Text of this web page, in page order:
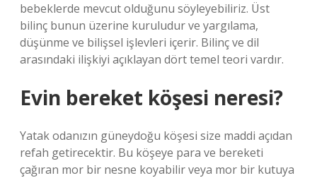
bebeklerde mevcut olduğunu söyleyebiliriz. Üst
bilinç bunun üzerine kuruludur ve yargılama,
düşünme ve bilişsel işlevleri içerir. Bilinç ve dil
arasındaki ilişkiyi açıklayan dört temel teori vardır.
Evin bereket köşesi neresi?
Yatak odanızın güneydoğu köşesi size maddi açıdan
refah getirecektir. Bu köşeye para ve bereketi
çağıran mor bir nesne koyabilir veya mor bir kutuya